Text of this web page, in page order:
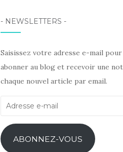
- NEWSLETTERS -
Saisissez votre adresse e-mail pour
abonner au blog et recevoir une
chaque nouvel article par email.
Adresse
mail
ABONNEZ-VOUS